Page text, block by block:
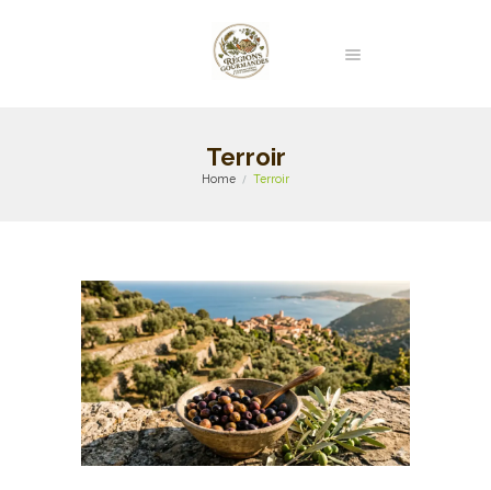
Terroir
Home Terroir